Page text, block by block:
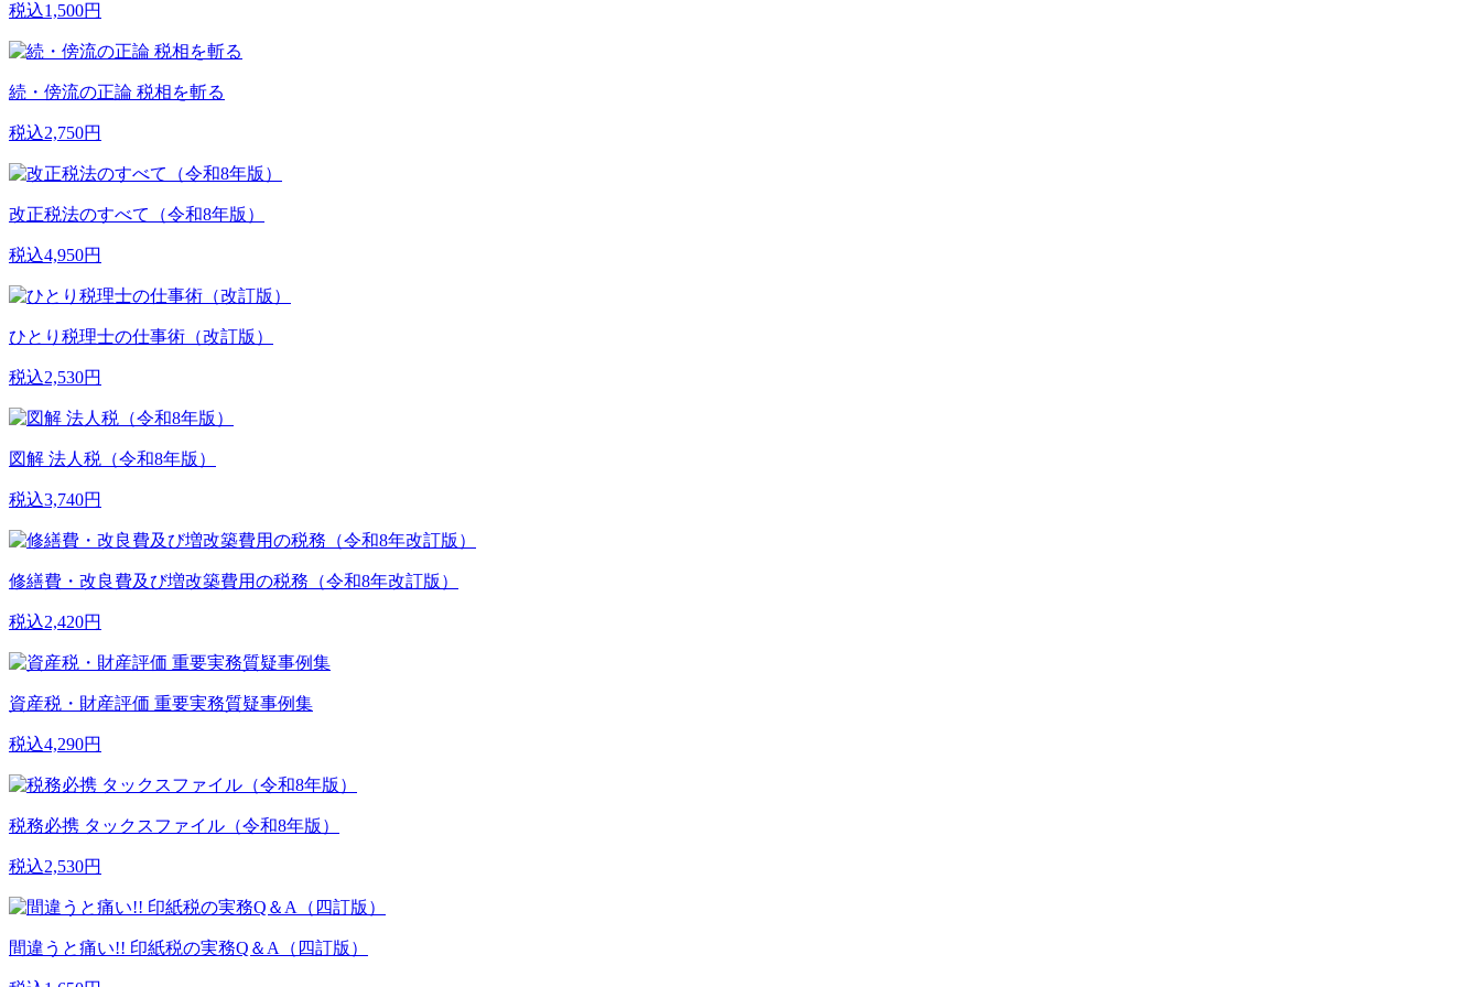
税込1,500円
続・傍流の正論 税相を斬る
税込2,750円
改正税法のすべて（令和8年版）
税込4,950円
ひとり税理士の仕事術（改訂版）
税込2,530円
図解 法人税（令和8年版）
税込3,740円
修繕費・改良費及び増改築費用の税務（令和8年改訂版）
税込2,420円
資産税・財産評価 重要実務質疑事例集
税込4,290円
税務必携 タックスファイル（令和8年版）
税込2,530円
間違うと痛い!! 印紙税の実務Q＆A（四訂版）